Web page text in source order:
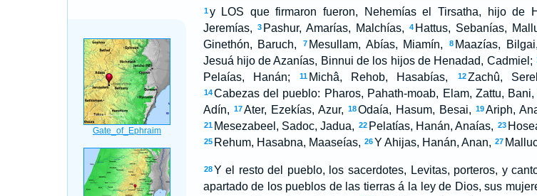
1 y LOS que firmaron fueron, Nehemías el Tirsatha, hijo de
Jeremías,
3 Pashur, Amarías, Malchías, 4 Hattus, Sebanías,
Ginethón, Baruch,
7 Mesullam, Abías, Miamín, 8 Maazías,
Jesuá hijo de Azanías, Binnui de los hijos de Henadad, Cadmiel;
Pelaías, Hanán;
11 Michâ, Rehob, Hasabías, 12 Zachû,
14 Cabezas del pueblo: Pharos, Pahath-moab, Elam, Zattu, Bani,
Adín, 17Ater, Ezekías, Azur, 18Odaía, Hasum, Besai, 19Ariph,
21 Mesezabeel, Sadoc, Jadua, 22 Pelatías, Hanán, Anaías, 23
25 Rehum, Hasabna, Maaseías, 26 Y Ahijas, Hanán, Anan, 27
28 Y el resto del pueblo, los sacerdotes, Levitas, porteros, y
apartado de los pueblos de las tierras á la ley de Dios, sus